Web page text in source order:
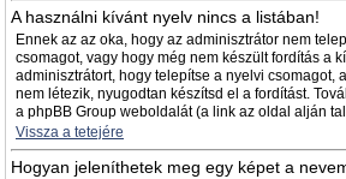
A használni kívánt nyelv nincs a listában!
Ennek az az oka, hogy az adminisztrátor nem
csomagot, vagy hogy még nem készült fordítás a
adminisztrátort, hogy telepítse a nyelvi csomagot,
nem létezik, nyugodtan készítsd el a fordítást.
a phpBB Group weboldalát (a link az oldal alján
Vissza a tetejére
Hogyan jeleníthetek meg egy képet a